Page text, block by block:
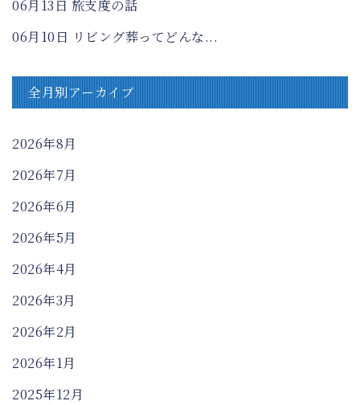
06月13日 旅支度の話
06月10日 リビング葬ってどんな...
全月別アーカイブ
2026年8月
2026年7月
2026年6月
2026年5月
2026年4月
2026年3月
2026年2月
2026年1月
2025年12月